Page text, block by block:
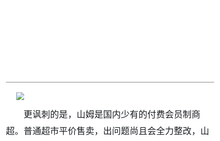
更讽刺的是，山姆是国内少有的付费会员制商
超。普通超市平价售卖，出问题尚且会全力整改，山